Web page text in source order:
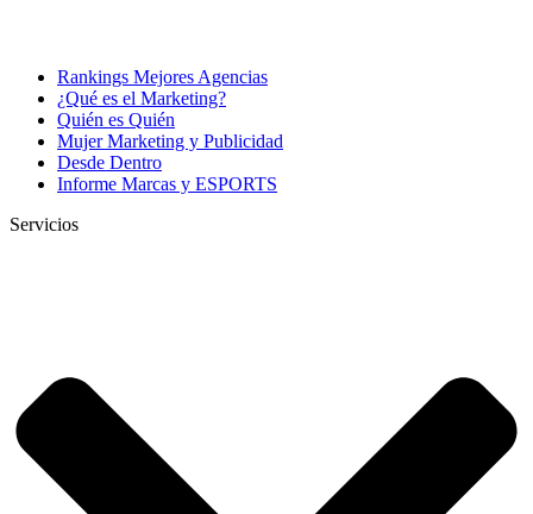
Rankings Mejores Agencias
¿Qué es el Marketing?
Quién es Quién
Mujer Marketing y Publicidad
Desde Dentro
Informe Marcas y ESPORTS
Servicios